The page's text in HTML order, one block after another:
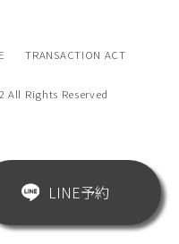
TRANSACTION ACT
All Rights Reserved
LINE予約